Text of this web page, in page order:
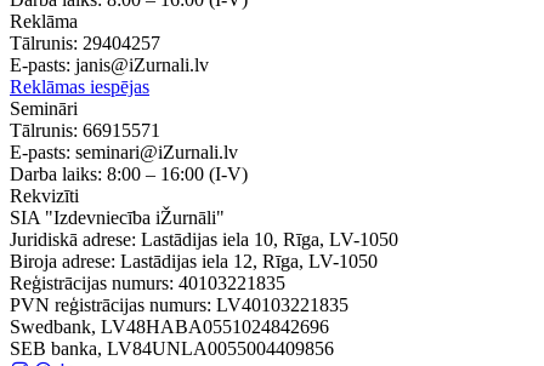
Reklāma
Tālrunis: 29404257
E-pasts: janis@iZurnali.lv
Reklāmas iespējas
Semināri
Tālrunis: 66915571
E-pasts: seminari@iZurnali.lv
Darba laiks: 8:00 – 16:00 (I-V)
Rekvizīti
SIA "Izdevniecība iŽurnāli"
Juridiskā adrese: Lastādijas iela 10, Rīga, LV-1050
Biroja adrese: Lastādijas iela 12, Rīga, LV-1050
Reģistrācijas numurs: 40103221835
PVN reģistrācijas numurs: LV40103221835
Swedbank, LV48HABA0551024842696
SEB banka, LV84UNLA0055004409856